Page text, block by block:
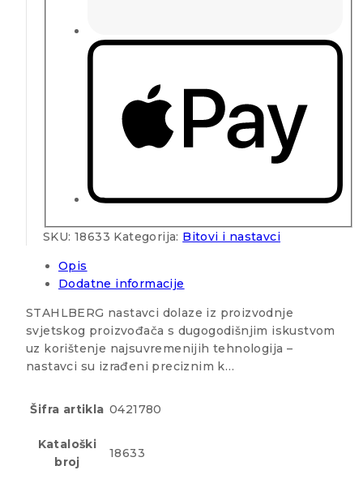
SKU: 18633 Kategorija: Bitovi i nastavci
Opis
Dodatne informacije
STAHLBERG nastavci dolaze iz proizvodnje
svjetskog proizvođača s dugogodišnjim iskustvom
uz korištenje najsuvremenijih tehnologija –
nastavci su izrađeni preciznim k…
Šifra artikla 0421780
Kataloški
broj
18633